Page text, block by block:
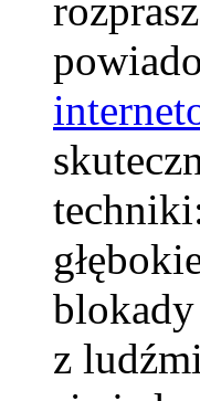
blokady
z